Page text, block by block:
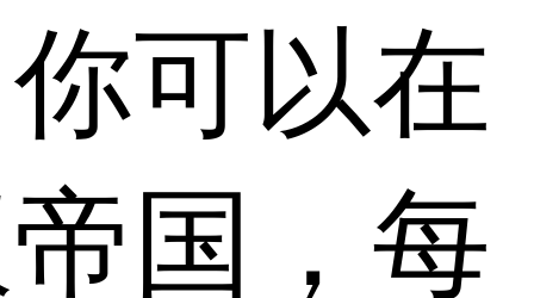
可以在
国，每